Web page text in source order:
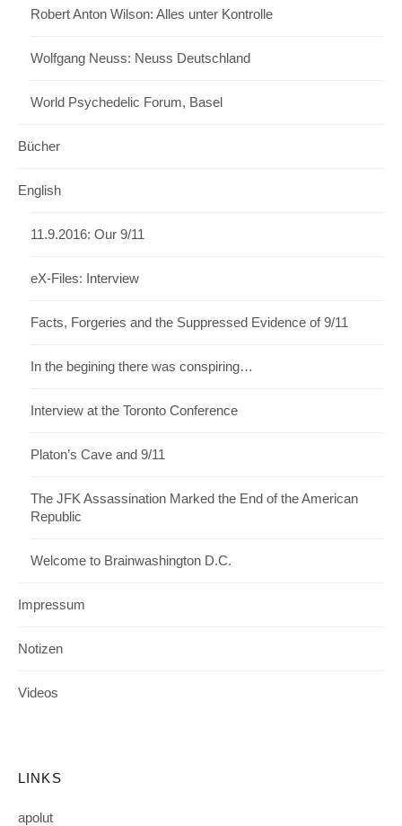
Robert Anton Wilson: Alles unter Kontrolle
Wolfgang Neuss: Neuss Deutschland
World Psychedelic Forum, Basel
Bücher
English
11.9.2016: Our 9/11
eX-Files: Interview
Facts, Forgeries and the Suppressed Evidence of 9/11
In the begining there was conspiring…
Interview at the Toronto Conference
Platon’s Cave and 9/11
The JFK Assassination Marked the End of the American
Republic
Welcome to Brainwashington D.C.
Impressum
Notizen
Videos
LINKS
apolut